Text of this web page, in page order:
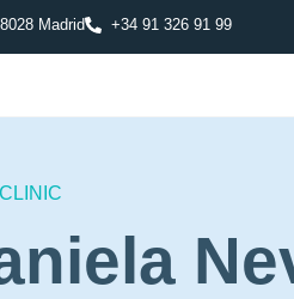
Madrid +34 91 326 91 99